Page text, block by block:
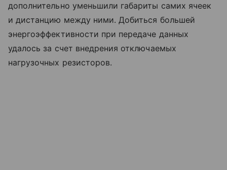
дополнительно уменьшили габариты самих ячеек
и дистанцию между ними. Добиться большей
энергоэффективности при передаче данных
удалось за счет внедрения отключаемых
нагрузочных резисторов.